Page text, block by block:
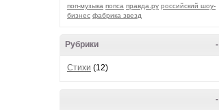
поп-музыка попса правда.ру российский шоу-
бизнес фабрика звезд
-
Рубрики
Стихи (12)
-